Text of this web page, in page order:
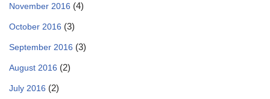
November 2016 (4)
October 2016 (3)
September 2016 (3)
August 2016 (2)
July 2016 (2)